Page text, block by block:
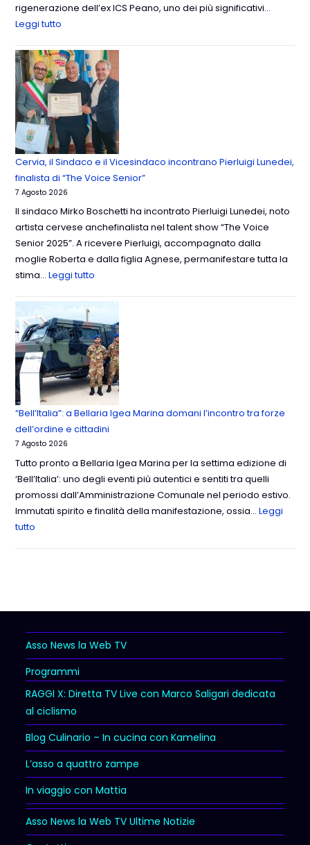
rigenerazione dell’ex ICS Peano, uno dei più significativi…
Leggi tutto
Cervia, il Sindaco e il Vicesindaco incontrano Pierluigi Lunedei,
finalista di “The Voice Senior”
7 Agosto 2026
Il sindaco Mirko Boschetti ha incontrato Pierluigi Lunedei, noto
artista cervese anchefinalista nel talent show “The Voice
Senior 2025”. A ricevere Pierluigi, accompagnato dalla
moglie Roberta e dalla figlia Agnese, permanifestare tutta la
stima…Leggi tutto
“Bell’Italia”: a Bellaria Igea Marina domani l’incontro tra forze
dell’ordine e cittadini
7 Agosto 2026
Tutto pronto a Bellaria Igea Marina per la settima edizione di
‘Bell’Italia’: uno degli eventi più autentici e sentiti tra quelli
promossi dall’Amministrazione Comunale nel periodo estivo.
Immutati spirito e finalità della manifestazione, ossia…Leggi
tutto
Asso News la Web TV
Programmi
RAGGI X: Diretta TV Live con Marco Saligari dedicata
al ciclismo
Blog Culinario – In cucina con Kamelina
L’asso a quattro zampe
In viaggio con Mattia
Asso News la Web TV Ultime Notizie